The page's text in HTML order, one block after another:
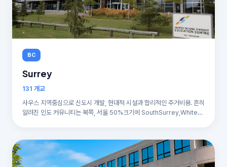
BC
Surrey
131 개교
사우스 지역중심으로 신도시 개발, 현대적 시설과 합리적인 주거비용. 흔히
알려진 인도 커뮤니티는 북쪽, 서울 50%크기에 SouthSurrey,WhiteR
E직영 가디언과 홈스테이 알선 가능